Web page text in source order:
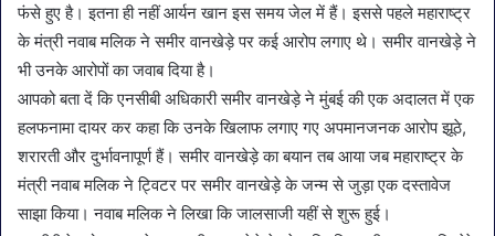
फंसे हुए है। इतना ही नहीं आर्यन खान इस समय जेल में हैं। इससे पहले महाराष्ट्र
के मंत्री नवाब मलिक ने समीर वानखेड़े पर कई आरोप लगाए थे। समीर वानखेड़े ने
भी उनके आरोपों का जवाब दिया है।
आपको बता दें कि एनसीबी अधिकारी समीर वानखेड़े ने मुंबई की एक अदालत में एक
हलफनामा दायर कर कहा कि उनके खिलाफ लगाए गए अपमानजनक आरोप झूठे,
शरारती और दुर्भावनापूर्ण हैं। समीर वानखेड़े का बयान तब आया जब महाराष्ट्र के
मंत्री नवाब मलिक ने ट्विटर पर समीर वानखेड़े के जन्म से जुड़ा एक दस्तावेज
साझा किया। नवाब मलिक ने लिखा कि जालसाजी यहीं से शुरू हुई।